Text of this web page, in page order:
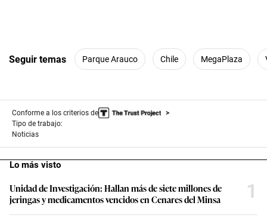
Seguir temas Parque Arauco Chile MegaPlaza
Conforme a los criterios de
Tipo de trabajo:
Noticias
Lo más visto
Unidad de Investigación: Hallan más de siete millones de
jeringas y medicamentos vencidos en Cenares del Minsa
1